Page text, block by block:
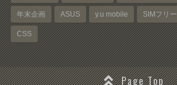
年末企画 ASUS y.u mobile SIMフリー
CSS
Page Top